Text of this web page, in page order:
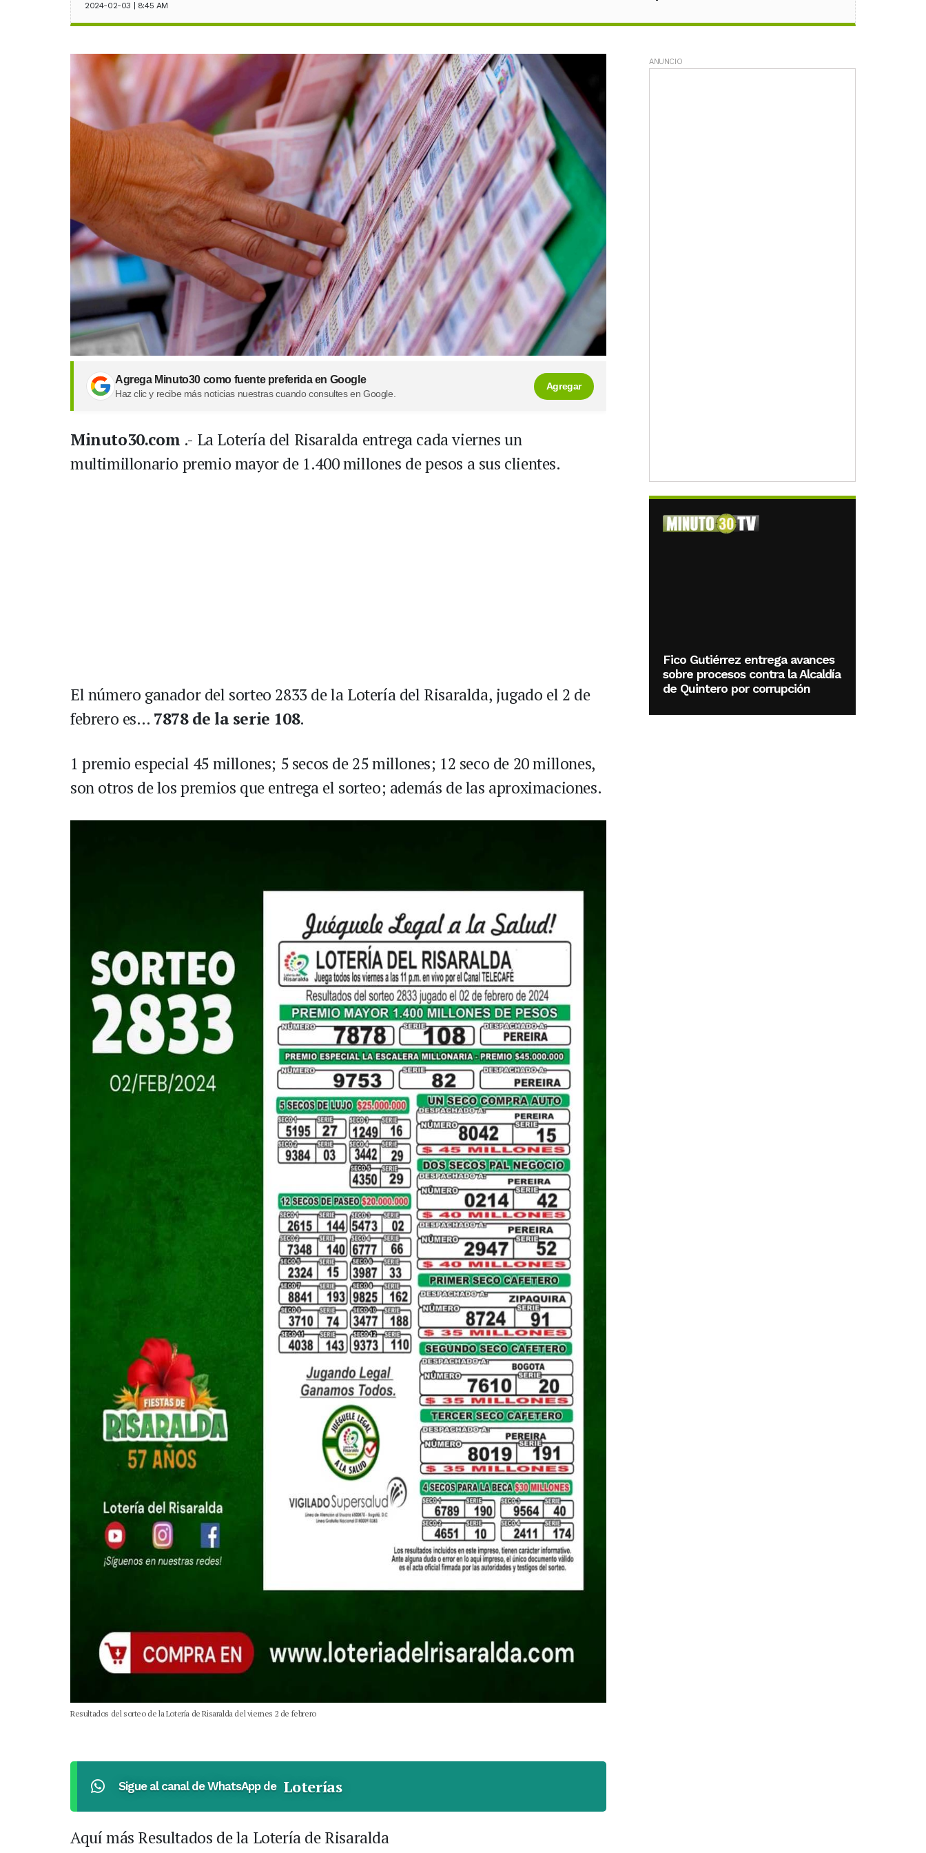
2024-02-03 | 8:45 AM
Agrega Minuto30 como fuente preferida en Google
Haz clic y recibe más noticias nuestras cuando consultes en Google.
Agregar
Minuto30.com .- La Lotería del Risaralda entrega cada viernes un
multimillonario premio mayor de 1.400 millones de pesos a sus clientes.
El número ganador del sorteo 2833 de la Lotería del Risaralda, jugado el 2 de
febrero es… 7878 de la serie 108.
1 premio especial 45 millones; 5 secos de 25 millones; 12 seco de 20 millones,
son otros de los premios que entrega el sorteo; además de las aproximaciones.
Resultados del sorteo de la Lotería de Risaralda del viernes 2 de febrero
Sigue al canal de WhatsApp de Loterías
Aquí más Resultados de la Lotería de Risaralda
ANUNCIO
Fico Gutiérrez entrega avances
sobre procesos contra la Alcaldía
de Quintero por corrupción